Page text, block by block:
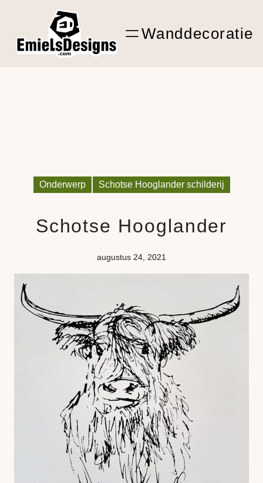
inhoud
Shop Kunst
Wanddecoratie
Onderwerp Schotse Hooglander schilderij
Schotse Hooglander
augustus 24, 2021